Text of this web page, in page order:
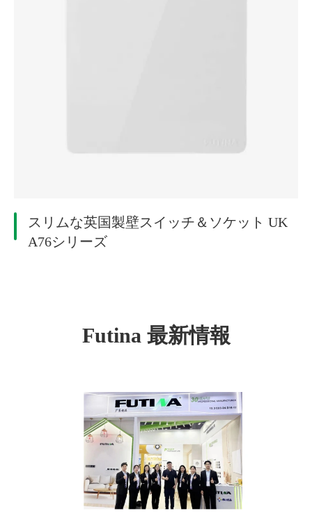
スリムな英国製壁スイッチ＆ソケット UK
A76シリーズ
Futina 最新情報